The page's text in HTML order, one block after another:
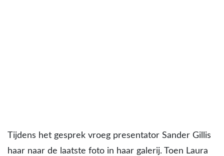
Tijdens het gesprek vroeg presentator Sander Gillis
haar naar de laatste foto in haar galerij. Toen Laura